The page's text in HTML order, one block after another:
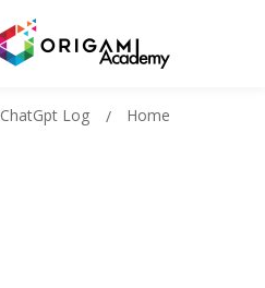
Home
ChatGpt Log